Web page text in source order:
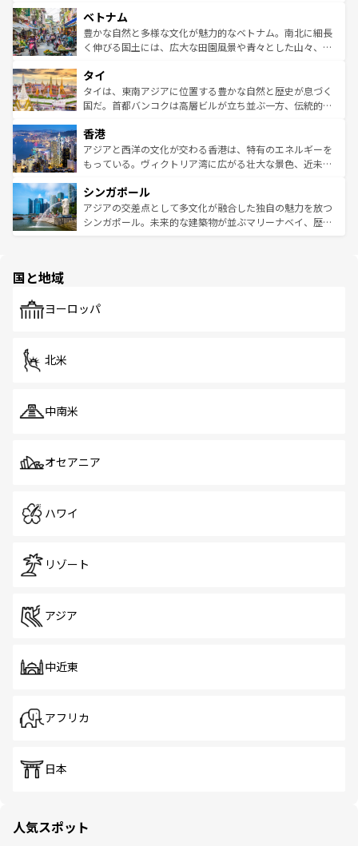
参照してほしい。
容にもいいと評判のスイーツなど、バラエティ豊かな料理
が味わえる。 なお、新着の台湾情報は コンテンツ一覧を参
照してほしい。
き、地方に足を延ばせば四季折々の自然美を楽しむことが
できる。そして、キムチや焼肉、絶品のストリートフード
まで、さまざまな韓国料理が待っている。夜には、韓国な
リティに包まれながら、韓国の多彩な魅力を心ゆくまで味
わってみてほしい。 なお、新着の韓国情報はコンテンツ一
覧を参照してほしい。
ベトナム
豊かな自然と多様な文化が魅力的なベトナム。南北に細長
く伸びる国土には、広大な田園風景や青々とした山々、世
急速な発展と共に伝統が息づく。ハノイの古い町並みやホ
ーチミン市のフランス統治時代の建物も、独特の雰囲気を
醸し出している。また、バラエティの豊かさとおいしさで
とつ。フォーやバインミー、ベトナムコーヒーなどは、ぜ
ひ現地で味わいたい。どの地域を訪れてもあたたかい人々
が旅行者を迎えてくれるので、きっと忘れられない旅にな
参照してほしい。
タイ
タイは、東南アジアに位置する豊かな自然と歴史が息づく
国だ。首都バンコクは高層ビルが立ち並ぶ一方、伝統的な
の活気が交差している。北部ではチェンマイなどの山岳地
帯で自然と触れ合い、南部ではプーケットやクラビの美し
いビーチでリゾート気分を楽しむことができる。タイ料理
激する。気候は一年中温暖で、どの季節にも異なる楽しみ
が待っている。親しみやすいタイの人々、仏教を中心とし
た文化、そして多様な観光資源が、訪れる旅人を魅了し続
香港
アジアと西洋の文化が交わる香港は、特有のエネルギーを
もっている。ヴィクトリア湾に広がる壮大な景色、近未来
み、どこを訪れても感動するはず。観光スポットが密集し
ており、効率よく見どころを回れるのも魅力。息をのむよ
うな絶景から文化的な体験まで、香港を存分に楽しみ尽く
シンガポール
アジアの交差点として多文化が融合した独自の魅力を放つ
シンガポール。未来的な建築物が並ぶマリーナベイ、歴史
で、ホーカーズは地元の風情を楽しめる外せないスポット
国と地域
ヨーロッパ
北米
中南米
オセアニア
ハワイ
リゾート
アジア
中近東
アフリカ
日本
人気スポット